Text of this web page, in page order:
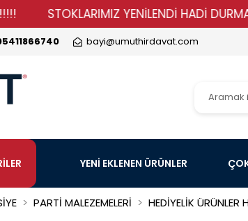
STOKLARIMIZ YENİLENDİ HADİ DURMA VER
bayi@umuthirdavat.com
YENİ EKLENEN ÜRÜNLER
PARTİ MALEZEMELERİ HEDİYELİK ÜRÜNLER